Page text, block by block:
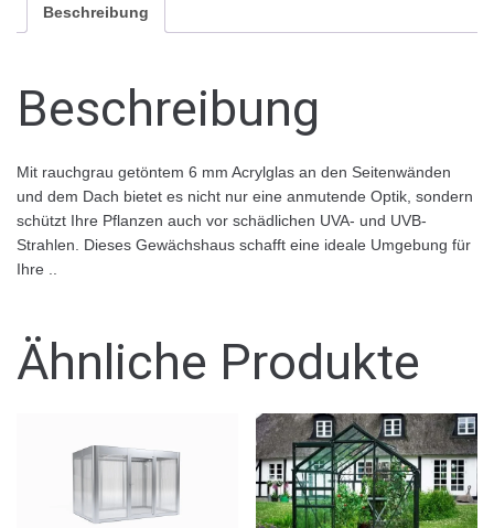
Beschreibung
Beschreibung
Mit rauchgrau getöntem 6 mm Acrylglas an den Seitenwänden
und dem Dach bietet es nicht nur eine anmutende Optik, sondern
schützt Ihre Pflanzen auch vor schädlichen UVA- und UVB-
Strahlen. Dieses Gewächshaus schafft eine ideale Umgebung für
Ihre ..
Ähnliche Produkte